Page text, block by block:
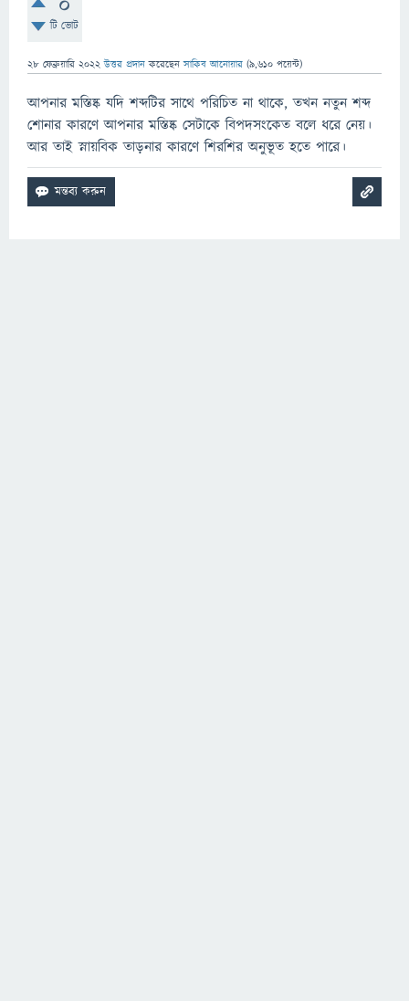
টি ভোট
28 ফেব্রুয়ারি 2022 উত্তর প্রদান করেছেনসাকিব আনোয়ার (9,610 পয়েন্ট)
আপনার মস্তিষ্ক যদি শব্দটির সাথে পরিচিত না থাকে, তখন নতুন শব্দ
শোনার কারণে আপনার মস্তিষ্ক সেটাকে বিপদসংকেত বলে ধরে নেয়।
আর তাই স্নায়বিক তাড়নার কারণে শিরশির অনুভূত হতে পারে।